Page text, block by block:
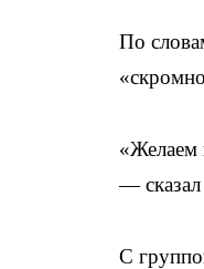
По
«Желаем
—
С